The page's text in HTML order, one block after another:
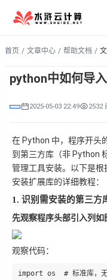
首页 / 文章中心 / 帮助文档 /
python中如何导
2025-05-03 22:49 2532
在 Python 中，程序开头
到第三方库（非 Python
管理工具安装。以下是
安装扩展库的详细教程：
1. 识别需安装的第三方
先观察程序头部引入列如
观察代码：
import os  # 标准库，